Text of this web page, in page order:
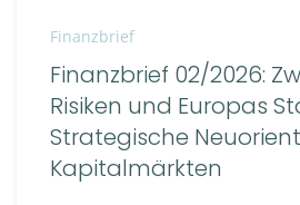
Finanzbrief
Finanzbrief 02/2026:
Risiken und Europas
Strategische
Kapitalmärkten